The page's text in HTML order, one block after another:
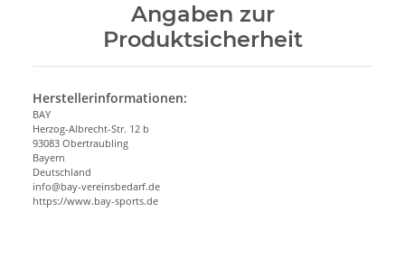
Angaben zur
Produktsicherheit
Herstellerinformationen:
BAY
Herzog-Albrecht-Str. 12 b
93083 Obertraubling
Bayern
Deutschland
info@bay-vereinsbedarf.de
https://www.bay-sports.de